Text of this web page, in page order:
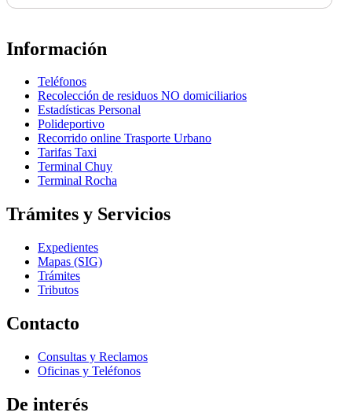
Información
Teléfonos
Recolección de residuos NO domiciliarios
Estadísticas Personal
Polideportivo
Recorrido online Trasporte Urbano
Tarifas Taxi
Terminal Chuy
Terminal Rocha
Trámites y Servicios
Expedientes
Mapas (SIG)
Trámites
Tributos
Contacto
Consultas y Reclamos
Oficinas y Teléfonos
De interés